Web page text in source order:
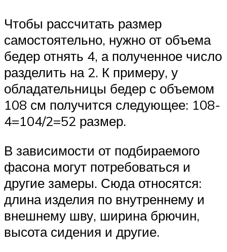
Чтобы рассчитать размер
самостоятельно, нужно от объема
бедер отнять 4, а полученное число
разделить на 2. К примеру, у
обладательницы бедер с объемом
108 см получится следующее: 108-
4=104/2=52 размер.
В зависимости от подбираемого
фасона могут потребоваться и
другие замеры. Сюда относятся:
длина изделия по внутреннему и
внешнему шву, ширина брючин,
высота сидения и другие.